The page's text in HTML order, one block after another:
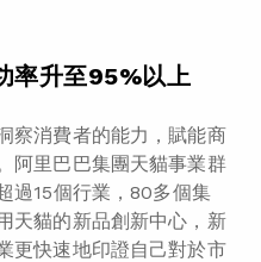
率升至95%以上
察消費者的能力，賦能商
阿里巴巴集團天貓事業群
過15個行業，80多個集
天貓的新品創新中心，新
更快速地印證自己對於市